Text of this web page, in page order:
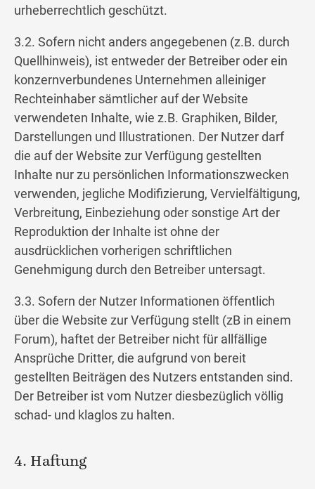
urheberrechtlich geschützt.
3.2. Sofern nicht anders angegebenen (z.B. durch
Quellhinweis), ist entweder der Betreiber oder ein
konzernverbundenes Unternehmen alleiniger
Rechteinhaber sämtlicher auf der Website
verwendeten Inhalte, wie z.B. Graphiken, Bilder,
Darstellungen und Illustrationen. Der Nutzer darf
die auf der Website zur Verfügung gestellten
Inhalte nur zu persönlichen Informationszwecken
verwenden, jegliche Modifizierung, Vervielfältigung,
Verbreitung, Einbeziehung oder sonstige Art der
Reproduktion der Inhalte ist ohne der
ausdrücklichen vorherigen schriftlichen
Genehmigung durch den Betreiber untersagt.
3.3. Sofern der Nutzer Informationen öffentlich
über die Website zur Verfügung stellt (zB in einem
Forum), haftet der Betreiber nicht für allfällige
Ansprüche Dritter, die aufgrund von bereit
gestellten Beiträgen des Nutzers entstanden sind.
Der Betreiber ist vom Nutzer diesbezüglich völlig
schad- und klaglos zu halten.
4. Haftung